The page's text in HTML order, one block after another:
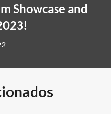
Showcase and